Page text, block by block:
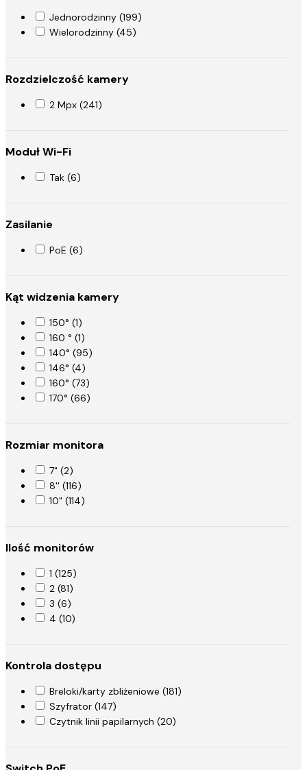
Jednorodzinny (199)
Wielorodzinny (45)
Rozdzielczość kamery
2 Mpx (241)
Moduł Wi-Fi
Tak (6)
Zasilanie
PoE (6)
Kąt widzenia kamery
150° (1)
160 ° (1)
140° (95)
146° (4)
160° (73)
170° (66)
Rozmiar monitora
7" (2)
8'' (116)
10" (114)
Ilość monitorów
1 (125)
2 (81)
3 (6)
4 (10)
Kontrola dostępu
Breloki/karty zbliżeniowe (181)
Szyfrator (147)
Czytnik linii papilarnych (20)